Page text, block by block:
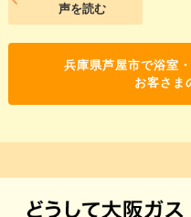
声を読む
兵庫県芦屋市で浴室
お客さま